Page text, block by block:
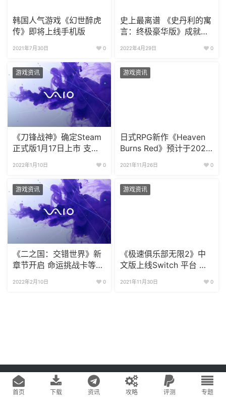
韩国人气游戏《幻世醉虎
传》即将上线手机版
2021年7月30日 0
史上最离谱 《史丹利的寓
言：终极豪华版》成就需
2022年4月29日 0
游戏资讯
《刀锋战神》确定Steam
正式版1月17日上市 支持
2022年1月10日 0
游戏资讯
日式RPG新作《Heaven
Burns Red》预计于2022
2021年11月26日 0
游戏资讯
《二之国：交错世界》新
章节开启 命运挑战卡等你
2022年2月10日 0
游戏资讯
《极速俱乐部无限2》中
文版上线Switch 平台 新
2021年11月30日 0
Copyright © 2020 游戏易站 版权所有 鄂ICP备2022019269号-1
网站地图
首页
下载 资讯 攻略 评测 专题